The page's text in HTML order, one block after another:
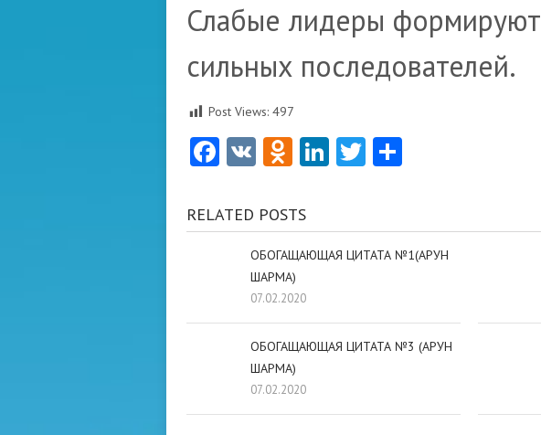
Слабые лидеры формируют
сильных последователей.
Post Views: 497
Facebook
VKOdnoklassniki
LinkedIn
TwitterОтправить
RELATED POSTS
ОБОГАЩАЮЩАЯ ЦИТАТА №1(АРУН
ШАРМА)
07.02.2020
ОБОГАЩАЮЩАЯ ЦИТАТА №3 (АРУН
ШАРМА)
07.02.2020